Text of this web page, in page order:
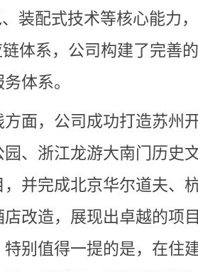
装配式技术等核心能力
体系，公司构建了完善
体系。
方面，公司成功打造苏州
园、浙江龙游大南门历史
并完成北京华尔道夫、
店改造，展现出卓越的项
别值得一提的是，在住